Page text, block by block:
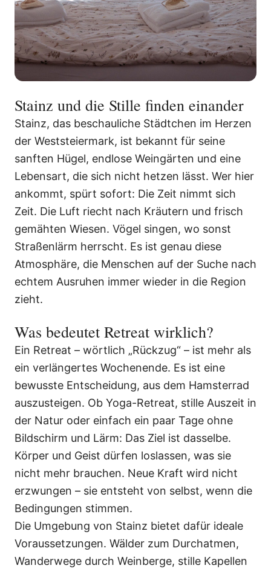
Stainz und die Stille finden einander
Stainz, das beschauliche Städtchen im Herzen
der Weststeiermark, ist bekannt für seine
sanften Hügel, endlose Weingärten und eine
Lebensart, die sich nicht hetzen lässt. Wer hier
ankommt, spürt sofort: Die Zeit nimmt sich
Zeit. Die Luft riecht nach Kräutern und frisch
gemähten Wiesen. Vögel singen, wo sonst
Straßenlärm herrscht. Es ist genau diese
Atmosphäre, die Menschen auf der Suche nach
echtem Ausruhen immer wieder in die Region
zieht.
Was bedeutet Retreat wirklich?
Ein Retreat – wörtlich „Rückzug“ – ist mehr als
ein verlängertes Wochenende. Es ist eine
bewusste Entscheidung, aus dem Hamsterrad
auszusteigen. Ob Yoga-Retreat, stille Auszeit in
der Natur oder einfach ein paar Tage ohne
Bildschirm und Lärm: Das Ziel ist dasselbe.
Körper und Geist dürfen loslassen, was sie
nicht mehr brauchen. Neue Kraft wird nicht
erzwungen – sie entsteht von selbst, wenn die
Bedingungen stimmen.
Die Umgebung von Stainz bietet dafür ideale
Voraussetzungen. Wälder zum Durchatmen,
Wanderwege durch Weinberge, stille Kapellen